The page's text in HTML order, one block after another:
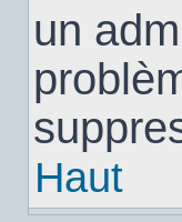
un
Haut